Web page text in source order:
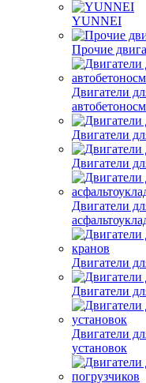
YUNNEI
Прочие
Двигатели
Двигатели
Двигатели
Двигатели
Двигатели
Двигатели
Двигатели
установок